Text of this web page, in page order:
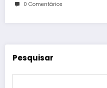
0 Comentários
Pesquisar